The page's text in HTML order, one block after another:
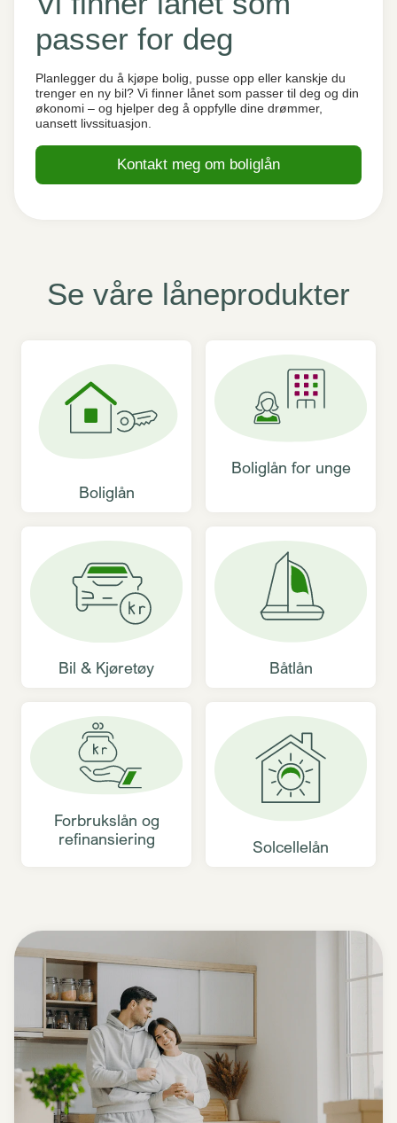
passer for deg
Planlegger du å kjøpe bolig, pusse opp eller kanskje du
trenger en ny bil? Vi finner lånet som passer til deg og din
økonomi – og hjelper deg å oppfylle dine drømmer,
uansett livssituasjon.
Kontakt meg om boliglån
Se våre låneprodukter
Boliglån
Boliglån for unge
Bil & Kjøretøy Båtlån
Forbrukslån og
refinansiering
Solcellelån